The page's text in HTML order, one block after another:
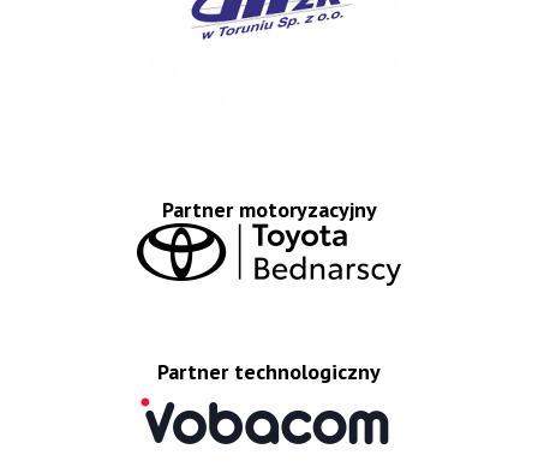
Partner motoryzacyjny
Partner technologiczny